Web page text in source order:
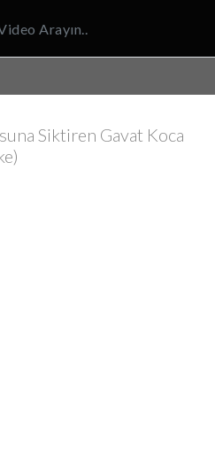
Siktiren Gavat Koca